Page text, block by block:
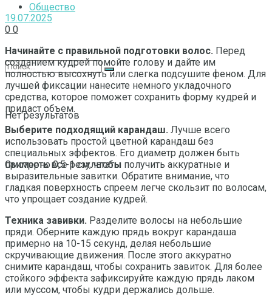
Общество
Нет результатов
Смотреть все результаты
19.07.2025
0 0
Начинайте с правильной подготовки волос. Перед
созданием кудрей помойте голову и дайте им
полностью высохнуть или слегка подсушите феном. Для
лучшей фиксации нанесите немного укладочного
средства, которое поможет сохранить форму кудрей и
придаст объем.
Выберите подходящий карандаш. Лучше всего
использовать простой цветной карандаш без
специальных эффектов. Его диаметр должен быть
примерно 0,5-1 см, чтобы получить аккуратные и
выразительные завитки. Обратите внимание, что
гладкая поверхность спреем легче скользит по волосам,
что упрощает создание кудрей.
Техника завивки. Разделите волосы на небольшие
пряди. Оберните каждую прядь вокруг карандаша
примерно на 10-15 секунд, делая небольшие
скручивающие движения. После этого аккуратно
снимите карандаш, чтобы сохранить завиток. Для более
стойкого эффекта зафиксируйте каждую прядь лаком
или муссом, чтобы кудри держались дольше.